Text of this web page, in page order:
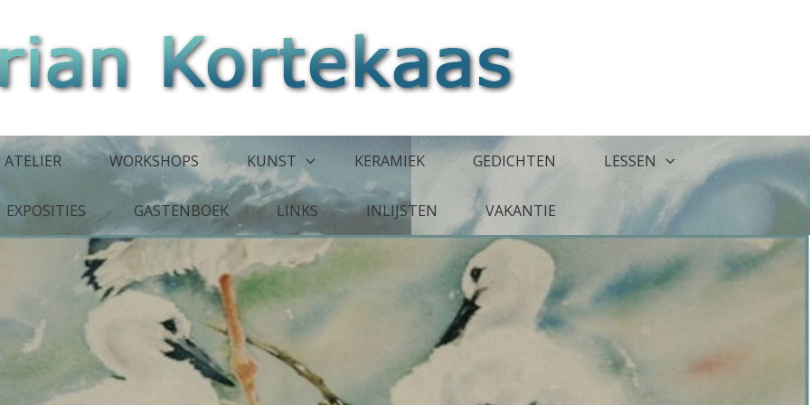
ATELIER WORKSHOPS KUNST KERAMIEK GEDICHTEN LESSEN
EXPOSITIES GASTENBOEK LINKS INLIJSTEN VAKANTIE